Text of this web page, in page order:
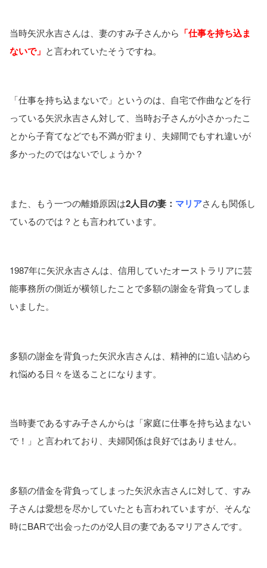
当時矢沢永吉さんは、妻のすみ子さんから 「仕事を持ち込ま
ないで」 と言われていたそうですね。
「仕事を持ち込まないで」というのは、自宅で作曲などを行
っている矢沢永吉さん対して、当時お子さんが小さかったこ
とから子育てなどでも不満が貯まり、夫婦間でもすれ違いが
多かったのではないでしょうか？
また、もう一つの離婚原因は2人目の妻： マリアさんも関係し
ているのでは？とも言われています。
1987年に矢沢永吉さんは、信用していたオーストラリアに芸
能事務所の側近が横領したことで多額の謝金を背負ってしま
いました。
多額の謝金を背負った矢沢永吉さんは、精神的に追い詰めら
れ悩める日々を送ることになります。
当時妻であるすみ子さんからは「家庭に仕事を持ち込まない
で！」と言われており、夫婦関係は良好ではありません。
多額の借金を背負ってしまった矢沢永吉さんに対して、すみ
子さんは愛想を尽かしていたとも言われていますが、そんな
時にBARで出会ったのが2人目の妻であるマリアさんです。